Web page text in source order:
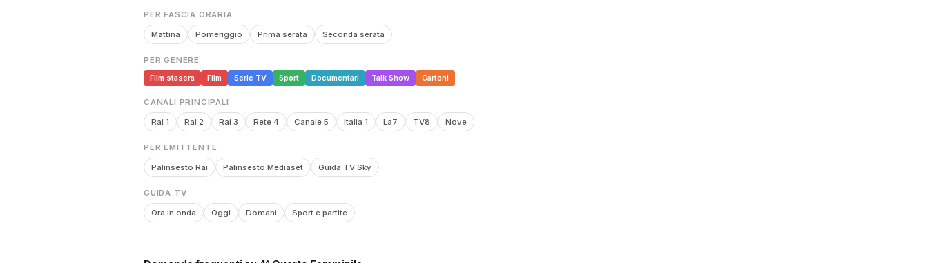
PER FASCIA ORARIA
Mattina Pomeriggio Prima serata Seconda serata
PER GENERE
Film stasera
Film Serie TV Sport Documentari Talk Show Cartoni
CANALI PRINCIPALI
Rai 1 Rai 2 Rai 3 Rete 4 Canale 5 Italia 1 La7 TV8 Nove
PER EMITTENTE
Palinsesto Rai Palinsesto Mediaset Guida TV Sky
GUIDA TV
Ora in onda Oggi Domani Sport e partite